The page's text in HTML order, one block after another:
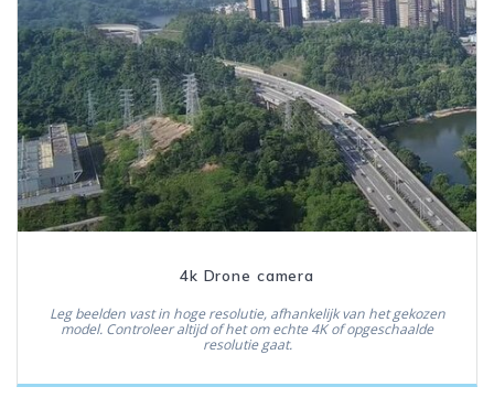
4k Drone camera
Leg beelden vast in hoge resolutie, afhankelijk van het gekozen
model. Controleer altijd of het om echte 4K of opgeschaalde
resolutie gaat.